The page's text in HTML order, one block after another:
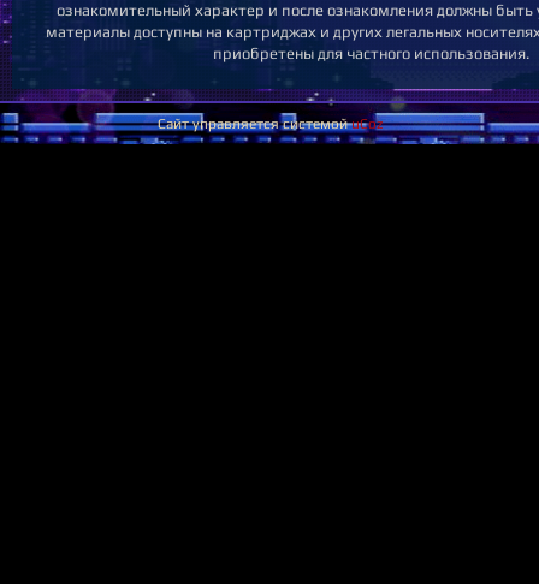
ознакомительный характер и после ознакомления должны быть
материалы доступны на картриджах и других легальных
приобретены для частного использования.
Сайт управляется системойuCoz